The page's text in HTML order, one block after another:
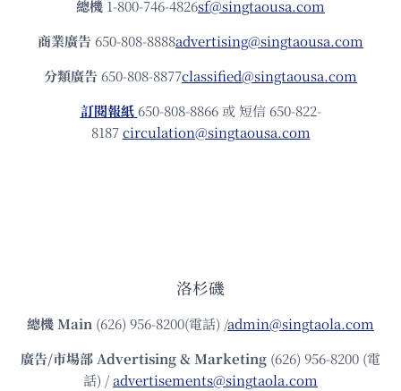
總機 1-800-746-4826sf@singtaousa.com
商業廣告 650-808-8888advertising@singtaousa.com
分類廣告 650-808-8877classified@singtaousa.com
訂閱報紙 650-808-8866 或 短信 650-822-
8187circulation@singtaousa.com
洛杉磯
總機Main (626) 956-8200(電話) /admin@singtaola.com
廣告/市場部Advertising & Marketing (626) 956-8200 (電
話) /advertisements@singtaola.com